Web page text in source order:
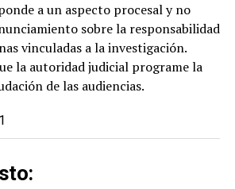
a un aspecto procesal y no
sobre la responsabilidad
vinculadas a la investigación.
la autoridad judicial programe la
de las audiencias.